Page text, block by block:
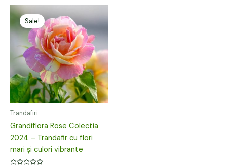
Sale!
Trandafiri
Grandiflora Rose Colectia
2024 – Trandafir cu flori
mari și culori vibrante
inițial
a
fost:
69,00 lei.
curent
este:
49,00 lei.